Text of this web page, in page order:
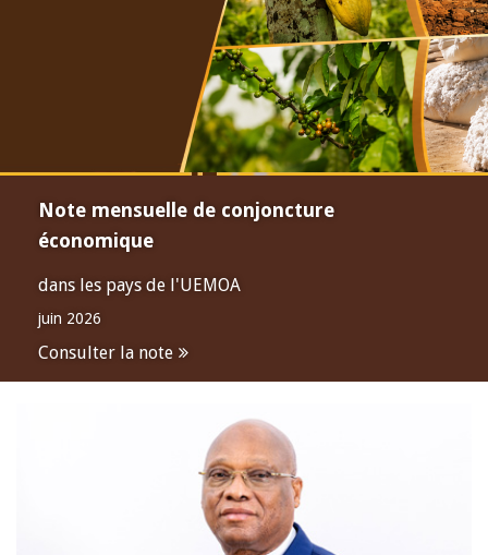
Note mensuelle de conjoncture
économique
dans les pays de l'UEMOA
juin 2026
Consulter la note